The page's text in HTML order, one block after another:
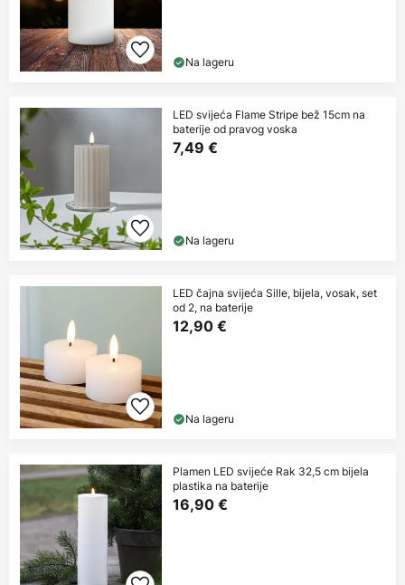
Na lageru
LED svijeća Flame Stripe bež 15cm na
baterije od pravog voska
7,49 €
Na lageru
LED čajna svijeća Sille, bijela, vosak, set
od 2, na baterije
12,90 €
Na lageru
Plamen LED svijeće Rak 32,5 cm bijela
plastika na baterije
16,90 €